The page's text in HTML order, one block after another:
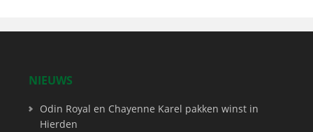
NIEUWS
Odin Royal en Chayenne Karel pakken winst in
Hierden